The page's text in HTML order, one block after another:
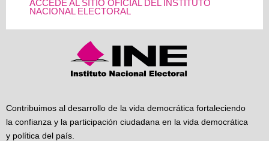
ACCEDE AL SITIO OFICIAL DEL INSTITUTO
NACIONAL ELECTORAL
Contribuimos al desarrollo de la vida democrática fortaleciendo
la confianza y la participación ciudadana en la vida democrática
y política del país.